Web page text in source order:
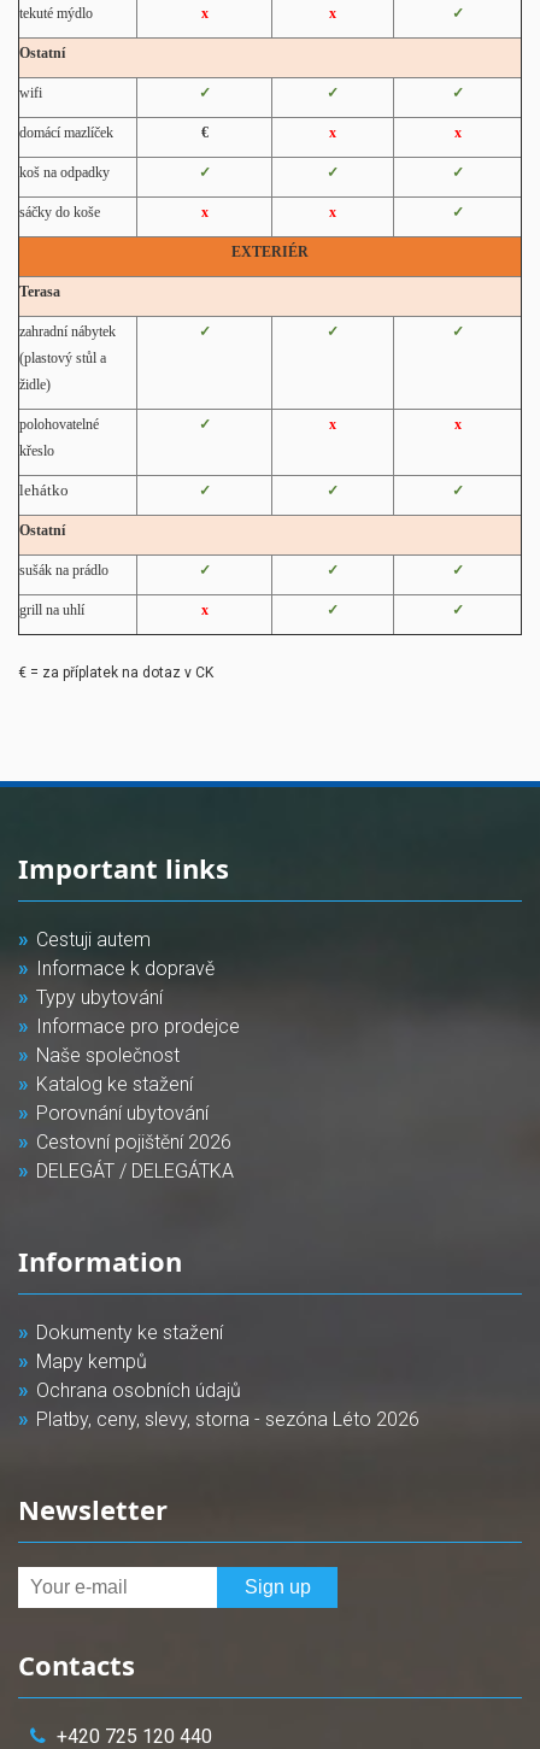
tekuté mýdlo x x ✓
Ostatní
wifi ✓ ✓ ✓
domácí mazlíček € x x
koš na odpadky ✓ ✓ ✓
sáčky do koše x x ✓
EXTERIÉR
Terasa
zahradní nábytek
(plastový stůl a
židle)
✓ ✓ ✓
polohovatelné
křeslo
✓ x x
lehátko ✓ ✓ ✓
Ostatní
sušák na prádlo ✓ ✓ ✓
grill na uhlí x ✓ ✓
€ = za příplatek na dotaz v CK
Important links
Cestuji autem
Informace k dopravě
Typy ubytování
Informace pro prodejce
Naše společnost
Katalog ke stažení
Porovnání ubytování
Cestovní pojištění 2026
DELEGÁT / DELEGÁTKA
Information
Dokumenty ke stažení
Mapy kempů
Ochrana osobních údajů
Platby, ceny, slevy, storna - sezóna Léto 2026
Newsletter
Contacts
+420 725 120 440